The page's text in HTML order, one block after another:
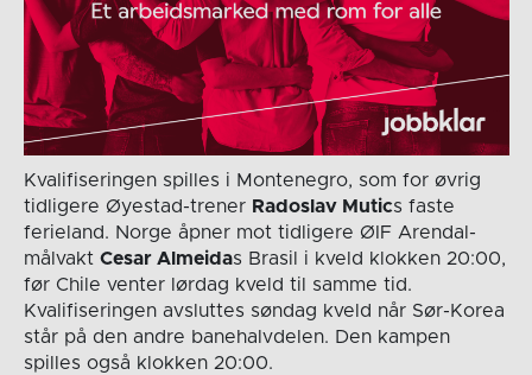
Kvalifiseringen spilles i Montenegro, som for øvrig
tidligere Øyestad-trener Radoslav Mutics faste
ferieland. Norge åpner mot tidligere ØIF Arendal-
målvakt Cesar Almeidas Brasil i kveld klokken 20:00,
før Chile venter lørdag kveld til samme tid.
Kvalifiseringen avsluttes søndag kveld når Sør-Korea
står på den andre banehalvdelen. Den kampen
spilles også klokken 20:00.